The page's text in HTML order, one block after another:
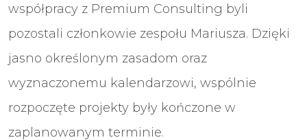
współpracy z Premium Consulting byli
pozostali członkowie zespołu Mariusza. Dzięki
jasno określonym zasadom oraz
wyznaczonemu kalendarzowi, wspólnie
rozpoczęte projekty były kończone w
zaplanowanym terminie.